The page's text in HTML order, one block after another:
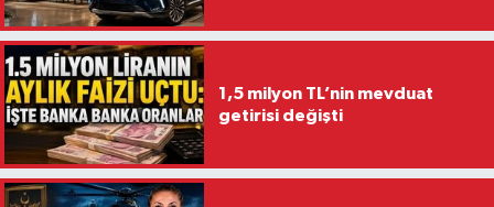
1,5 milyon TL’nin mevduat
getirisi değişti